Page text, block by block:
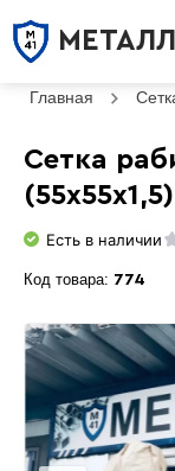
МЕТАЛЛ
Главная
Сетка
(55х55х1,5)
Есть в наличии
Код товара: 774